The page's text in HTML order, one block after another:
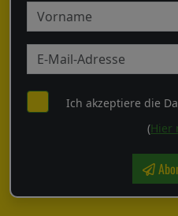
Ich akzeptiere die
(Hier